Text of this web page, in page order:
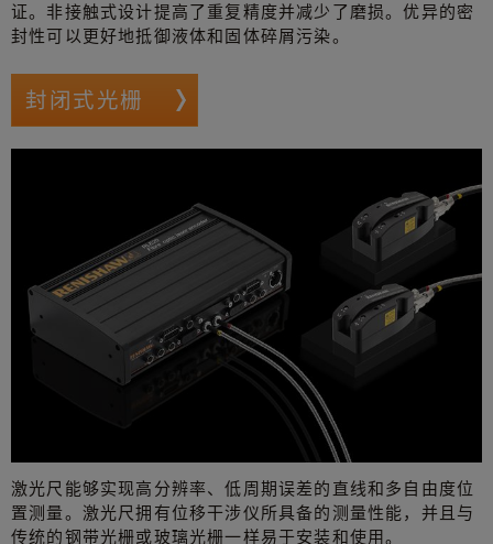
证。非接触式设计提高了重复精度并减少了磨损。优异的密
封性可以更好地抵御液体和固体碎屑污染。
封闭式光栅
激光尺能够实现高分辨率、低周期误差的直线和多自由度位
置测量。激光尺拥有位移干涉仪所具备的测量性能，并且与
传统的钢带光栅或玻璃光栅一样易于安装和使用。